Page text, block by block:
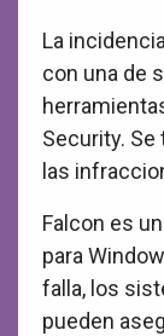
La
con una de
Security. Se
las
Falcon es
para
falla, los
pueden